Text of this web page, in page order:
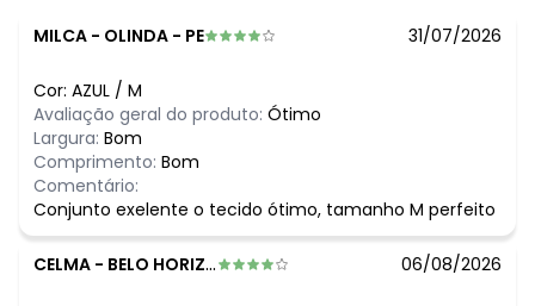
MILCA - OLINDA - PE 31/07/2026
Cor: AZUL / M
Avaliação geral do produto: Ótimo
Largura: Bom
Comprimento: Bom
Comentário:
Conjunto exelente o tecido ótimo, tamanho M perfeito
CELMA - BELO HORIZONTE - MG 06/08/2026